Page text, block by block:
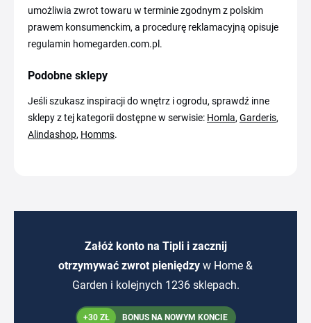
umożliwia zwrot towaru w terminie zgodnym z polskim
prawem konsumenckim, a procedurę reklamacyjną opisuje
regulamin homegarden.com.pl.
Podobne sklepy
Jeśli szukasz inspiracji do wnętrz i ogrodu, sprawdź inne
sklepy z tej kategorii dostępne w serwisie: Homla, Garderis,
Alindashop, Homms.
Załóż konto na Tipli i zacznij
otrzymywać zwrot pieniędzy w Home &
Garden i kolejnych 1236 sklepach.
+30 ZŁ BONUS NA NOWYM KONCIE